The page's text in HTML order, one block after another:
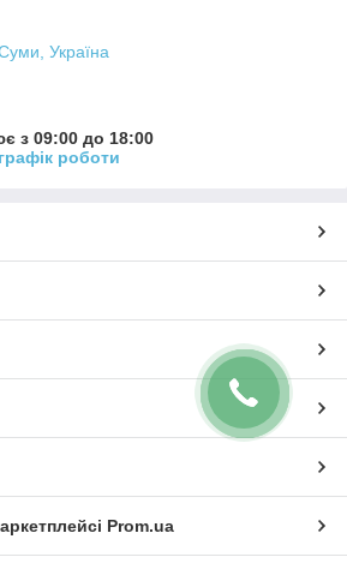
і прилади;
купити радіатори в Сумах, ми
вийшли з ладу теплообмінників.
по Україні.
Україна
з 09:00 до 18:00
роботи
Prom.ua